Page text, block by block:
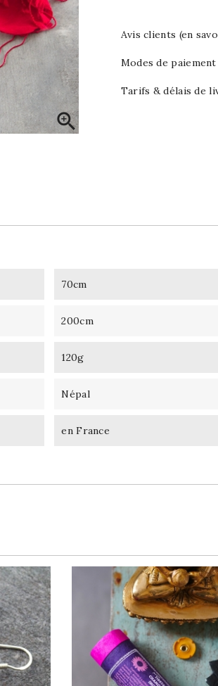

Avis clients (en
Modes de
Tarifs & délais de
70cm
200cm
120g
Népal
en France